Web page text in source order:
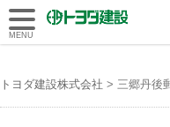
トヨダ建設
MENU
トヨダ建設株式会社 > 三郷丹後